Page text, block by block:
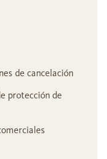
de cancelación
protección de